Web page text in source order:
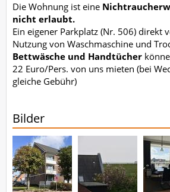
Die Wohnung ist eine
nicht erlaubt.
Ein eigener Parkplatz (Nr. 506) direkt
Nutzung von Waschmaschine und
Bettwäsche und Handtücher
22 Euro/Pers. von uns mieten (bei
gleiche Gebühr)
Bilder